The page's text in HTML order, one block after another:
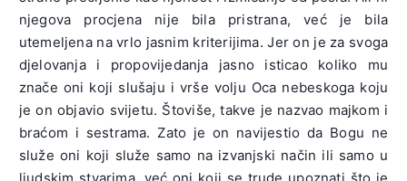
njegova procjena nije bila pristrana, već je bila
utemeljena na vrlo jasnim kriterijima. Jer on je za svoga
djelovanja i propovijedanja jasno isticao koliko mu
znače oni koji slušaju i vrše volju Oca nebeskoga koju
je on objavio svijetu. Štoviše, takve je nazvao majkom i
braćom i sestrama. Zato je on navijestio da Bogu ne
služe oni koji služe samo na izvanjski način ili samo u